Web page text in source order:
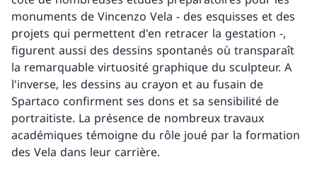
monuments de Vincenzo Vela - des esquisses et des
projets qui permettent d'en retracer la gestation -,
figurent aussi des dessins spontanés où transparaît
la remarquable virtuosité graphique du sculpteur. A
l'inverse, les dessins au crayon et au fusain de
Spartaco confirment ses dons et sa sensibilité de
portraitiste. La présence de nombreux travaux
académiques témoigne du rôle joué par la formation
des Vela dans leur carrière.